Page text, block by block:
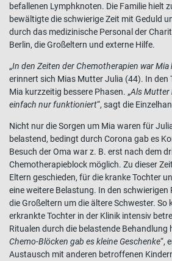
befallenen Lymphknoten. Die Familie hielt
bewältigte die schwierige Zeit mit Geduld
durch das medizinische Personal der
Berlin, die Großeltern und externe Hilfe.
„In den Zeiten der Chemotherapien war
erinnert sich Mias Mutter Julia (44). In den
Mia kurzzeitig bessere Phasen. „Als Mutter
einfach nur funktioniert“, sagt die
Nicht nur die Sorgen um Mia waren für
belastend, bedingt durch Corona gab es
Besuch der Oma war z. B. erst nach dem
Chemotherapieblock möglich. Zu dieser
Eltern geschieden, für die kranke Tochter
eine weitere Belastung. In den schwierigen
die Großeltern um die ältere Schwester. So
erkrankte Tochter in der Klinik intensiv
Ritualen durch die belastende Behandlung
Chemo-Blöcken gab es kleine Geschenke“,
Austausch mit anderen betroffenen